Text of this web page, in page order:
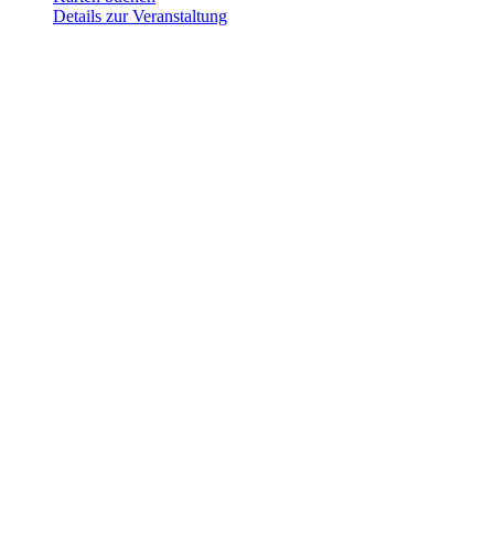
Details zur Veranstaltung